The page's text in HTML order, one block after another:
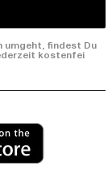
umgeht, findest Du
kostenfei
App store